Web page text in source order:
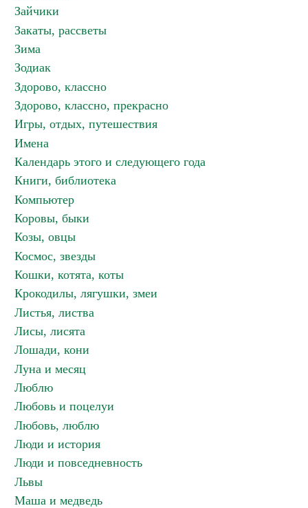
Зайчики
Закаты, рассветы
Зима
Зодиак
Здорово, классно
Здорово, классно, прекрасно
Игры, отдых, путешествия
Имена
Календарь этого и следующего года
Книги, библиотека
Компьютер
Коровы, быки
Козы, овцы
Космос, звезды
Кошки, котята, коты
Крокодилы, лягушки, змеи
Листья, листва
Лисы, лисята
Лошади, кони
Луна и месяц
Люблю
Любовь и поцелуи
Любовь, люблю
Люди и история
Люди и повседневность
Львы
Маша и медведь